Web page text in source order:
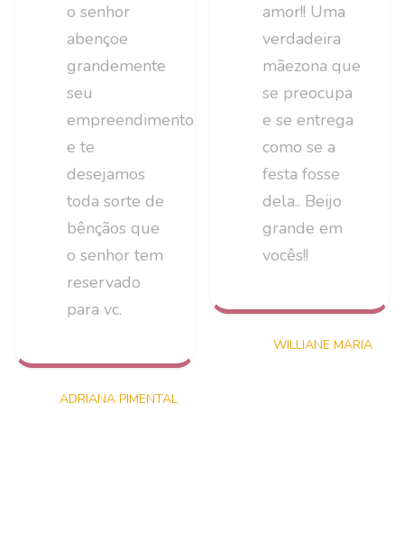
o senhor
abençoe
grandemente
seu
empreendimento
e te
desejamos
toda sorte de
bênçãos que
o senhor tem
reservado
para vc.
ADRIANA PIMENTAL
amor!! Uma
verdadeira
mãezona que
se preocupa
e se entrega
como se a
festa fosse
dela.. Beijo
grande em
vocês!!
WILLIANE MARIA